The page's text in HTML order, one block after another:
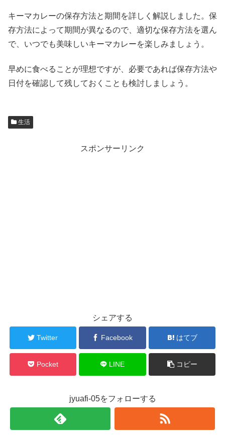
キーマカレーの保存方法と期間を詳しく解説しました。保
存方法によって期間が異なるので、適切な保存方法を選ん
で、いつでも美味しいキーマカレーを楽しみましょう。
早めに食べることが理想ですが、必要であれば保存方法や
日付を確認して残しておくことも検討しましょう。
生活
スポンサーリンク
シェアする
Twitter Facebook はてブ
Pocket LINE コピー
jyuafi-05をフォローする